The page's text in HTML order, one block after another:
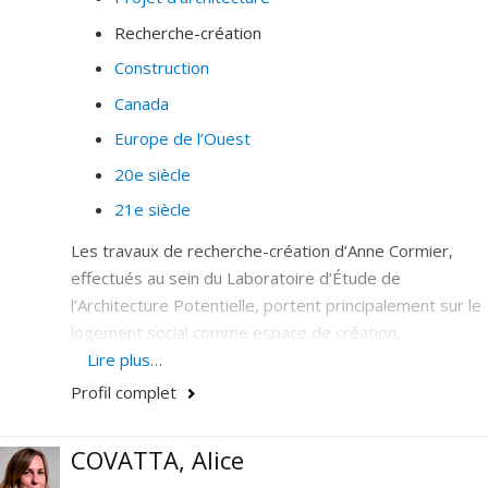
Recherche-création
Construction
Canada
Europe de l’Ouest
20e siècle
21e siècle
Les travaux de recherche-création d’Anne Cormier,
effectués au sein du Laboratoire d’Étude de
l’Architecture Potentielle, portent principalement sur le
logement social comme espace de création,
d'innovation et de critiques dans les centres-villes
canadiens et sur le projet contemporain.
l’Atelier Big City depuis sa création en 1987. Ces
Lire plus…
Profil complet
COVATTA, Alice